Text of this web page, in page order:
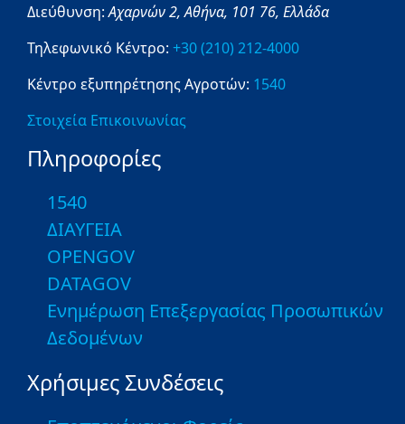
Διεύθυνση:Αχαρνών 2,Αθήνα, 101 76, Ελλάδα
Τηλεφωνικό Κέντρο: +30 (210) 212-4000
Κέντρο εξυπηρέτησης Αγροτών: 1540
Στοιχεία Επικοινωνίας
Πληροφορίες
1540
ΔΙΑΥΓΕΙΑ
OPENGOV
DATAGOV
Ενημέρωση Επεξεργασίας Προσωπικών
Δεδομένων
Χρήσιμες Συνδέσεις